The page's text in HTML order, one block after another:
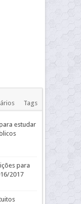
Tags
estudar
para
2017